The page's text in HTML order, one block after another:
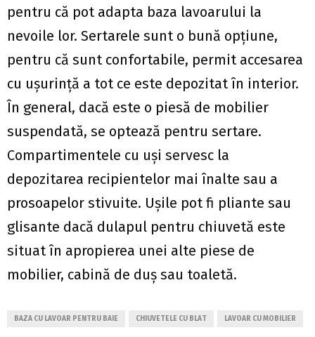
pentru că pot adapta baza lavoarului la
nevoile lor. Sertarele sunt o bună opțiune,
pentru că sunt confortabile, permit accesarea
cu ușurință a tot ce este depozitat în interior.
În general, dacă este o piesă de mobilier
suspendată, se optează pentru sertare.
Compartimentele cu uși servesc la
depozitarea recipientelor mai înalte sau a
prosoapelor stivuite. Ușile pot fi pliante sau
glisante dacă dulapul pentru chiuvetă este
situat în apropierea unei alte piese de
mobilier, cabină de duș sau toaletă.
BAZA CU LAVOAR PENTRU BAIE CHIUVETELE CU BLAT LAVOAR CU MOBILIER